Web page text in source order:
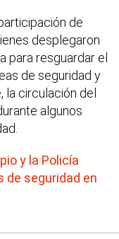
de
desplegaron
para resguardar el
de seguridad y
la circulación del
algunos
y la Policía
de seguridad en